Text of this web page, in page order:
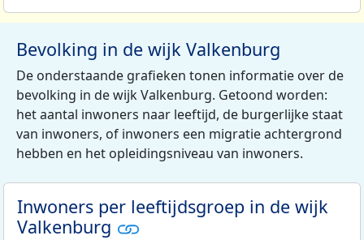
Bevolking in de wijk Valkenburg
De onderstaande grafieken tonen informatie over de
bevolking in de wijk Valkenburg. Getoond worden:
het aantal inwoners naar leeftijd, de burgerlijke staat
van inwoners, of inwoners een migratie achtergrond
hebben en het opleidingsniveau van inwoners.
Inwoners per leeftijdsgroep in de wijk
Valkenburg